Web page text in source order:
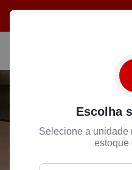
Escolha
Selecione a unidade
estoque